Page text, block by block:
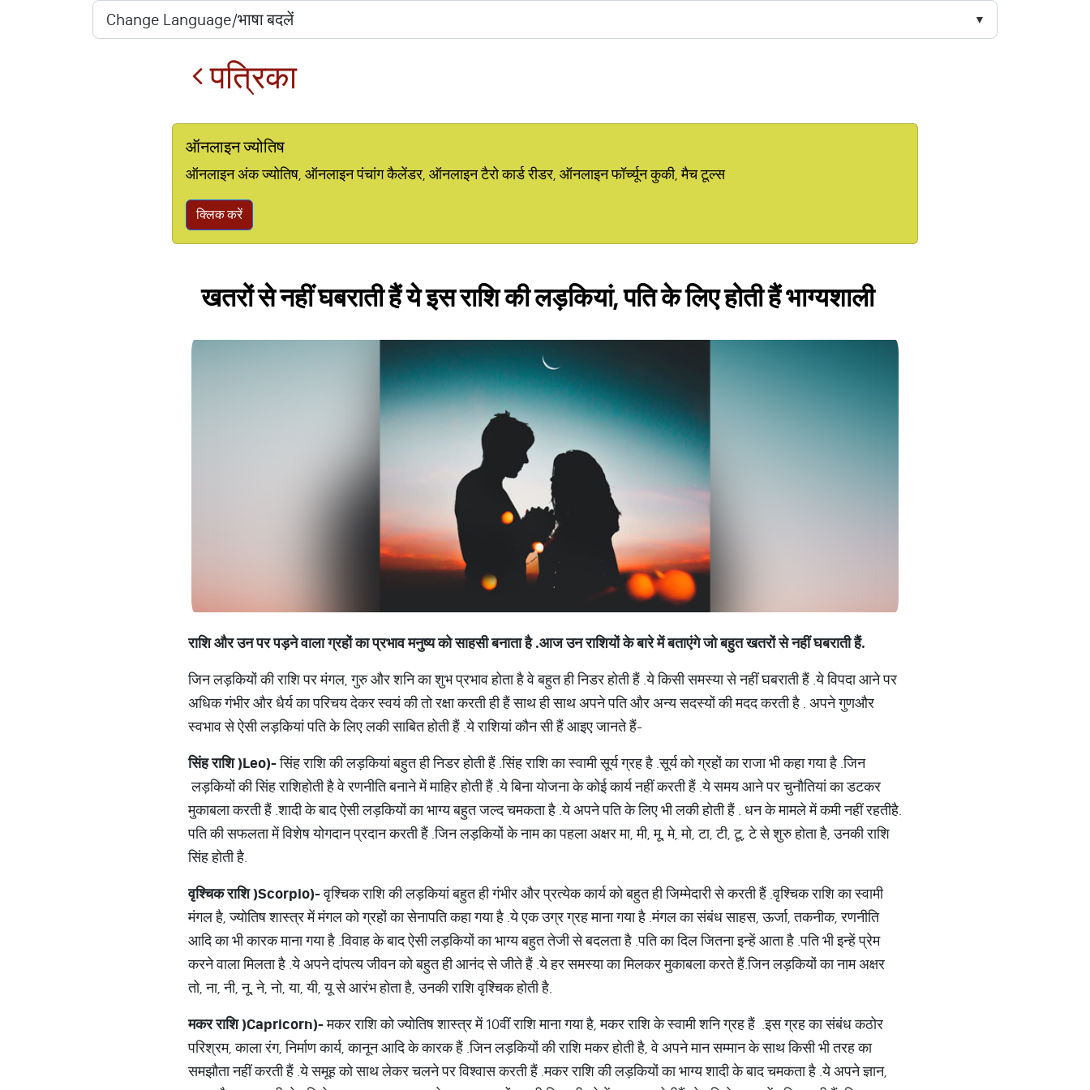
पत्रिका
ऑनलाइन ज्योतिष
ऑनलाइन अंक ज्योतिष, ऑनलाइन पंचांग कैलेंडर, ऑनलाइन टैरो कार्ड रीडर, ऑनलाइन फॉर्च्यून कुकी, मैच टूल्स
क्लिक करें
खतरों से नहीं घबराती हैं ये इस राशि की लड़कियां, पति के लिए होती हैं भाग्यशाली
राशि और उन पर पड़ने वाला ग्रहों का प्रभाव मनुष्य को साहसी बनाता है.आज उन राशियों के बारे में बताएंगे जो बहुत खतरों से नहीं घबराती हैं.
जिन लड़कियों की राशि पर मंगल, गुरु और शनि का शुभ प्रभाव होता है वे बहुत ही निडर होती हैं .ये किसी समस्या से नहीं घबराती हैं .ये विपदा आने पर
अधिक गंभीर और धैर्य का परिचय देकर स्वयं की तो रक्षा करती ही हैं साथ ही साथ अपने पति और अन्य सदस्यों की मदद करती है . अपने गुणऔर
स्वभाव से ऐसी लड़कियां पति के लिए लकी साबित होती हैं .ये राशियां कौन सी हैं आइए जानते हैं-
सिंह राशि(Leo)-सिंह राशि की लड़कियां बहुत ही निडर होती हैं .सिंह राशि का स्वामी सूर्य ग्रह है .सूर्य को ग्रहों का राजा भी कहा गया है .जिन
लड़कियों की सिंह राशिहोती है वे रणनीति बनाने में माहिर होती हैं .ये बिना योजना के कोई कार्य नहीं करती हैं .ये समय आने पर चुनौतियां का डटकर
मुकाबला करती हैं .शादी के बाद ऐसी लड़कियों का भाग्य बहुत जल्द चमकता है .ये अपने पति के लिए भी लकी होती हैं . धन के मामले में कमी नहीं रहतीहै.
पति की सफलता में विशेष योगदान प्रदान करती हैं .जिन लड़कियों के नाम का पहला अक्षर मा, मी, मू, मे, मो, टा, टी, टू, टे से शुरु होता है, उनकी राशि
सिंह होती है.
वृश्चिक राशि(Scorpio)-वृश्चिक राशि की लड़कियां बहुत ही गंभीर और प्रत्येक कार्य को बहुत ही जिम्मेदारी से करती हैं .वृश्चिक राशि का स्वामी
मंगल है, ज्योतिष शास्त्र में मंगल को ग्रहों का सेनापति कहा गया है .ये एक उग्र ग्रह माना गया है .मंगल का संबंध साहस, ऊर्जा, तकनीक, रणनीति
आदि का भी कारक माना गया है .विवाह के बाद ऐसी लड़कियों का भाग्य बहुत तेजी सेबदलता है .पति का दिल जितना इन्हें आता है .पति भी इन्हें प्रेम
करने वाला मिलता है .ये अपने दांपत्य जीवन को बहुत ही आनंद से जीते हैं .ये हर समस्या का मिलकर मुकाबला करते हैं.जिन लड़कियों का नाम अक्षर
तो, ना, नी, नू, ने, नो, या, यी, यू से आरंभ होता है, उनकी राशि वृश्चिक होती है.
मकर राशि(Capricorn)-मकर राशि को ज्योतिष शास्त्र में 10वीं राशि माना गया है, मकर राशि के स्वामी शनि ग्रह हैं .इस ग्रह का संबंध कठोर
परिश्रम, काला रंग, निर्माण कार्य, कानून आदि के कारक हैं .जिन लड़कियों की राशि मकर होती है, वे अपने मान सम्मान के साथ किसी भी तरह का
समझौता नहीं करती हैं .ये समूह को साथ लेकर चलने पर विश्वास करती हैं .मकर राशि की लड़कियों का भाग्य शादी के बाद चमकता है .ये अपने ज्ञान,